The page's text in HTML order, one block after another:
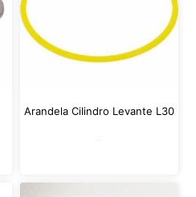
Arandela Cilindro Levante L30